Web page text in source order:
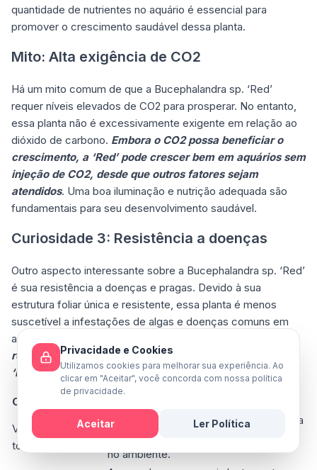
quantidade de nutrientes no aquário é essencial para
promover o crescimento saudável dessa planta.
Mito: Alta exigência de CO2
Há um mito comum de que a Bucephalandra sp. ‘Red’
requer níveis elevados de CO2 para prosperar. No entanto,
essa planta não é excessivamente exigente em relação ao
dióxido de carbono. Embora o CO2 possa beneficiar o
crescimento, a ‘Red’ pode crescer bem em aquários sem
injeção de CO2, desde que outros fatores sejam
atendidos. Uma boa iluminação e nutrição adequada são
fundamentais para seu desenvolvimento saudável.
Curiosidade 3: Resistência a doenças
Outro aspecto interessante sobre a Bucephalandra sp. ‘Red’
é sua resistência a doenças e pragas. Devido à sua
estrutura foliar única e resistente, essa planta é menos
suscetível a infestações de algas e doenças comuns em
aquários.
regulares ajudam a manter a saúde da Bucephalandra
‘Red’ e prevenir problemas futuros.
Curiosidade/Mito
Variação de
tonalidades
A cor das folhas pode variar conforme a
iluminação e os nutrientes disponíveis
no ambiente.
Privacidade e Cookies
Utilizamos cookies para melhorar sua experiência. Ao
clicar em "Aceitar", você concorda com nossa política
de privacidade.
Aceitar
Ler Política